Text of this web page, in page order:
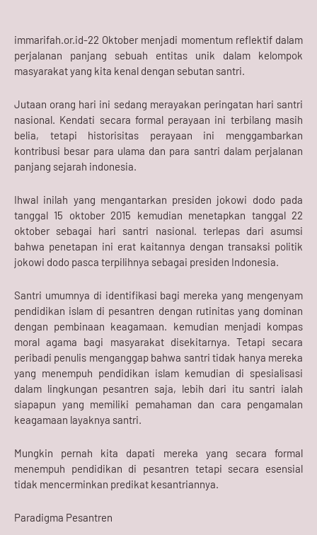
immarifah.or.id-22 Oktober menjadi momentum reflektif dalam
perjalanan panjang sebuah entitas unik dalam kelompok
masyarakat yang kita kenal dengan sebutan santri.
Jutaan orang hari ini sedang merayakan peringatan hari santri
nasional. Kendati secara formal perayaan ini terbilang masih
belia, tetapi historisitas perayaan ini menggambarkan
kontribusi besar para ulama dan para santri dalam perjalanan
panjang sejarah indonesia.
Ihwal inilah yang mengantarkan presiden jokowi dodo pada
tanggal 15 oktober 2015 kemudian menetapkan tanggal 22
oktober sebagai hari santri nasional. terlepas dari asumsi
bahwa penetapan ini erat kaitannya dengan transaksi politik
jokowi dodo pasca terpilihnya sebagai presiden Indonesia.
Santri umumnya di identifikasi bagi mereka yang mengenyam
pendidikan islam di pesantren dengan rutinitas yang dominan
dengan pembinaan keagamaan. kemudian menjadi kompas
moral agama bagi masyarakat disekitarnya. Tetapi secara
peribadi penulis menganggap bahwa santri tidak hanya mereka
yang menempuh pendidikan islam kemudian di spesialisasi
dalam lingkungan pesantren saja, lebih dari itu santri ialah
siapapun yang memiliki pemahaman dan cara pengamalan
keagamaan layaknya santri.
Mungkin pernah kita dapati mereka yang secara formal
menempuh pendidikan di pesantren tetapi secara esensial
tidak mencerminkan predikat kesantriannya.
Paradigma Pesantren